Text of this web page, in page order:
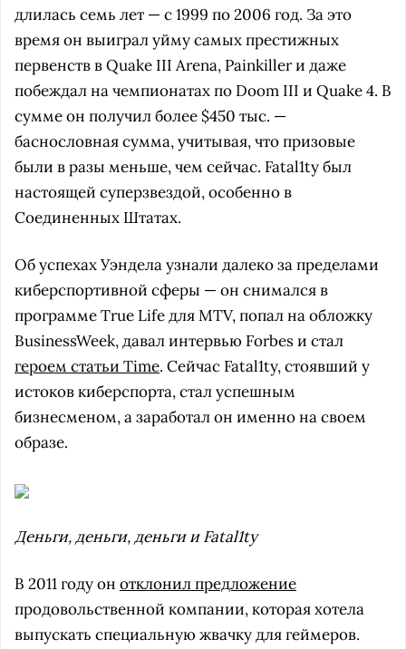
длилась семь лет — с 1999 по 2006 год. За это
время он выиграл уйму самых престижных
первенств в Quake III Arena, Painkiller и даже
побеждал на чемпионатах по Doom III и Quake 4. В
сумме он получил более $450 тыс. —
баснословная сумма, учитывая, что призовые
были в разы меньше, чем сейчас. Fatal1ty был
настоящей суперзвездой, особенно в
Соединенных Штатах.
Об успехах Уэндела узнали далеко за пределами
киберспортивной сферы — он снимался в
программе True Life для MTV, попал на обложку
BusinessWeek, давал интервью Forbes и стал
героем статьи Time. Сейчас Fatal1ty, стоявший у
истоков киберспорта, стал успешным
бизнесменом, а заработал он именно на своем
образе.
Деньги, деньги, деньги и Fatal1ty
В 2011 году он отклонил предложение
продовольственной компании, которая хотела
выпускать специальную жвачку для геймеров.